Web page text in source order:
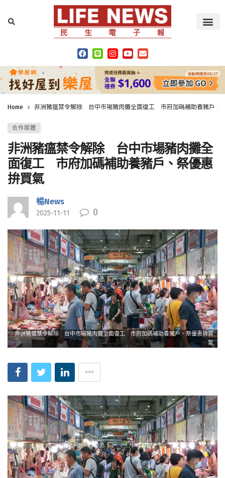
Home 非洲豬瘟禁令解除 台中市場豬肉攤全面復工 市府加碼補助養豬戶、
合作媒體
非洲豬瘟禁令解除 台中市場豬肉攤全
面復工 市府加碼補助養豬戶、祭優惠
拚買氣
暢News
2025-11-11 0
非洲豬瘟禁令解除 台中市場豬肉攤全面復工 市府加碼補助養豬戶、祭優惠拚買
氣